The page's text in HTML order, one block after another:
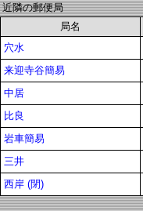
近隣の郵便局
局名
穴水
来迎寺谷簡易
中居
比良
岩車簡易
三井
西岸 (閉)